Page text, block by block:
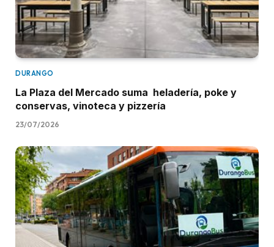
DURANGO
La Plaza del Mercado suma heladería, poke y
conservas, vinoteca y pizzería
23/07/2026